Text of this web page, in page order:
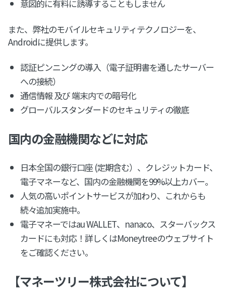
意図的に有料に誘導することもしません
また、弊社のモバイルセキュリティテクノロジーを、
Androidに提供します。
認証ピンニングの導入（電子証明書を通したサーバー
への接続）
通信情報 及び 端末内での暗号化
グローバルスタンダードのセキュリティの徹底
国内の金融機関などに対応
日本全国の銀行口座 (定期含む）、クレジットカード、
電子マネーなど、国内の金融機関を99%以上カバー。
人気の高いポイントサービスが加わり、これからも
続々追加実施中。
電子マネーではau WALLET、nanaco、スターバックス
カードにも対応！詳しくはMoneytreeのウェブサイト
をご確認ください。
【マネーツリー株式会社について】